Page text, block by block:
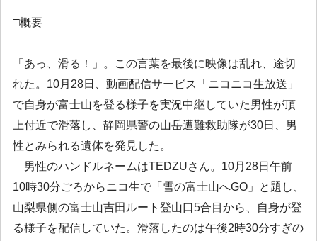
□概要
「あっ、滑る！」。この言葉を最後に映像は乱れ、途切
れた。10月28日、動画配信サービス「ニコニコ生放送」
で自身が富士山を登る様子を実況中継していた男性が頂
上付近で滑落し、静岡県警の山岳遭難救助隊が30日、男
性とみられる遺体を発見した。
男性のハンドルネームはTEDZUさん。10月28日午前
10時30分ごろからニコ生で「雪の富士山へGO」と題し、
山梨県側の富士山吉田ルート登山口5合目から、自身が登
る様子を配信していた。滑落したのは午後2時30分すぎの